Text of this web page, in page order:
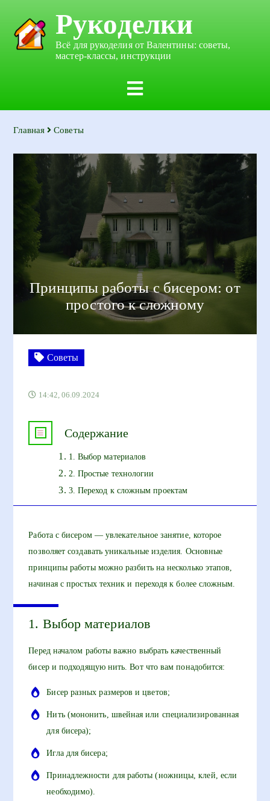
Рукоделки
Всё для рукоделия от Валентины: советы,
мастер-классы, инструкции
Главная Советы
Принципы работы с бисером: от
простого к сложному
Советы
14:42, 06.09.2024
Содержание
1. Выбор материалов
2. Простые технологии
3. Переход к сложным проектам
Работа с бисером — увлекательное занятие, которое
позволяет создавать уникальные изделия. Основные
принципы работы можно разбить на несколько этапов,
начиная с простых техник и переходя к более сложным.
1. Выбор материалов
Перед началом работы важно выбрать качественный
бисер и подходящую нить. Вот что вам понадобится:
Бисер разных размеров и цветов;
Нить (мононить, швейная или специализированная
для бисера);
Игла для бисера;
Принадлежности для работы (ножницы, клей, если
необходимо).